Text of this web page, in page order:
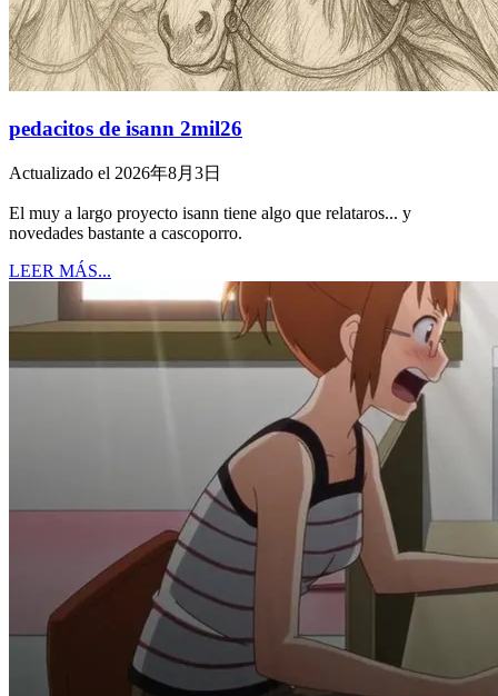
pedacitos de isann 2mil26
Actualizado el 2026年8月3日
El muy a largo proyecto isann tiene algo que relataros... y
novedades bastante a cascoporro.
LEER MÁS...